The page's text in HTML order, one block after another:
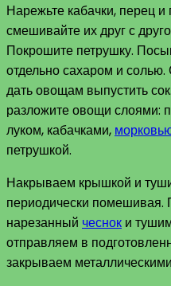
Нарежьте кабачки, перец
смешивайте их друг с
Покрошите петрушку.
отдельно сахаром и
дать овощам выпустить
разложите овощи слоями:
луком, кабачками,
петрушкой.
Накрываем крышкой и
периодически
нарезанный чеснок и
отправляем в
закрываем